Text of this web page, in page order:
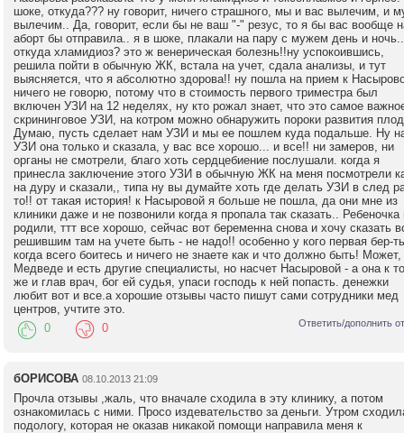
шоке, откуда??? ну говорит, ничего страшного, мы и вас вылечим, и
вылечим.. Да, говорит, если бы не ваш "-" резус, то я бы вас вообще
аборт бы отправила.. я в шоке, плакали на пару с мужем день и ночь..
откуда хламидиоз? это ж венерическая болезнь!!ну успокоившись,
решила пойти в обычную ЖК, встала на учет, сдала анализы, и тут
выясняется, что я абсолютно здорова!! ну пошла на прием к
ничего не говорю, потому что в стоимость первого триместра был
включен УЗИ на 12 неделях, ну кто рожал знает, что это самое
скрининговое УЗИ, на котром можно обнаружить пороки развития
Думаю, пусть сделает нам УЗИ и мы ее пошлем куда подальше. Ну
УЗИ она только и сказала, у вас все хорошо... и все!! ни замеров, ни
органы не смотрели, благо хоть сердцебиение послушали. когда я
принесла заключение этого УЗИ в обычную ЖК на меня посмотрели
на дуру и сказали,, типа ну вы думайте хоть где делать УЗИ в след
то!! от такая история! к Насыровой я больше не пошла, да они мне из
клиники даже и не позвонили когда я пропала так сказать..
родили, ттт все хорошо, сейчас вот беременна снова и хочу сказать
решившим там на учете быть - не надо!! особенно у кого первая бер-
когда всего боитесь и ничего не знаете как и что должно быть! Может,
Медведе и есть другие специалисты, но насчет Насыровой - а она к
же и глав врач, бог ей судья, упаси господь к ней попасть. денежки
любит вот и все.а хорошие отзывы часто пишут сами сотрудники мед
центров, учтите это.
Ответить/дополнить
0 0
бОРИСОВА 08.10.2013 21:09
Прочла отзывы ,жаль, что вначале сходила в эту клинику, а потом
ознакомилась с ними. Просо издевательство за деньги. Утром
подологу, которая не оказав никакой помощи направила меня к